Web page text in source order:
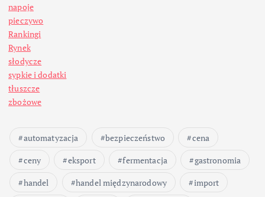
napoje
pieczywo
Rankingi
Rynek
słodycze
sypkie i dodatki
tłuszcze
zbożowe
automatyzacja bezpieczeństwo
cena
ceny
eksport fermentacja
gastronomia
handel
handel międzynarodowy
import